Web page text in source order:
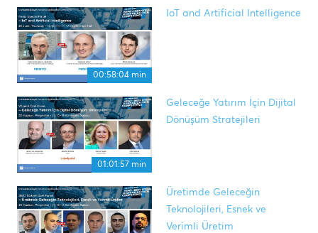
00:58:04 min
IoT and Artificial Intelligence
01:01:57 min
Geleceğe Yatırım İçin Dijital
Dönüşüm Stratejileri
Üretimde Geleceğin
Teknolojileri, Esnek ve
Verimli Üretim